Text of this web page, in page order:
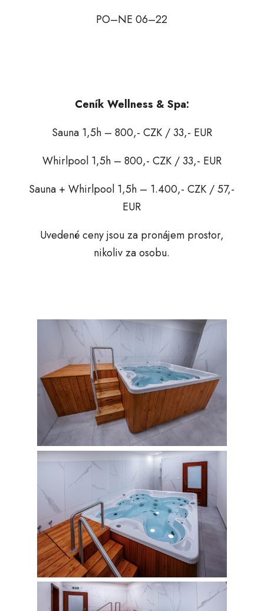
PO–NE 06–22
Ceník Wellness & Spa:
Sauna 1,5h – 800,- CZK / 33,- EUR
Whirlpool 1,5h – 800,- CZK / 33,- EUR
Sauna + Whirlpool 1,5h – 1.400,- CZK / 57,-
EUR
Uvedené ceny jsou za pronájem prostor,
nikoliv za osobu.